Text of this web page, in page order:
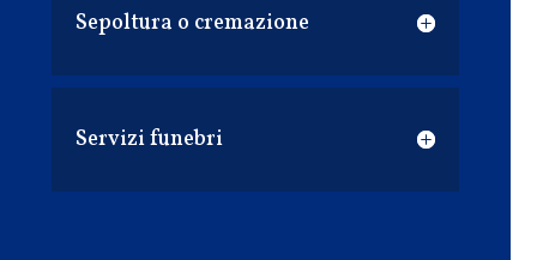
Sepoltura o cremazione
Servizi funebri